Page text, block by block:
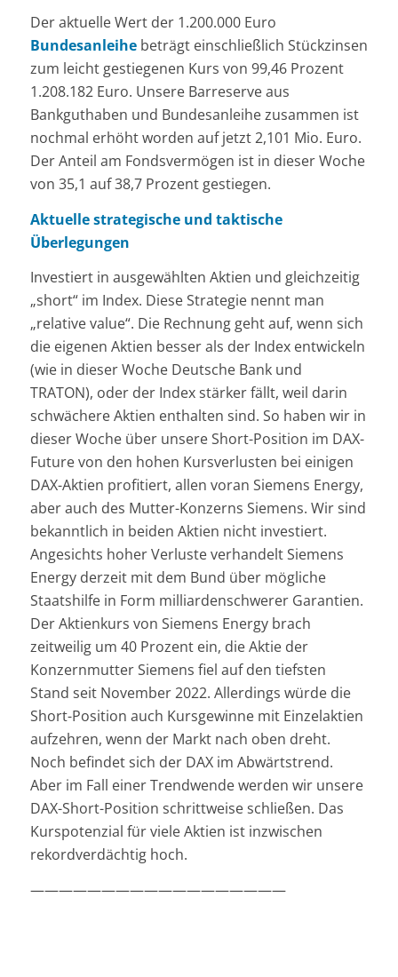
Der aktuelle Wert der 1.200.000 Euro
Bundesanleihebeträgt einschließlich Stückzinsen
zum leicht gestiegenen Kurs von 99,46 Prozent
1.208.182 Euro. Unsere Barreserve aus
Bankguthaben und Bundesanleihe zusammen ist
nochmal erhöht worden auf jetzt 2,101 Mio. Euro.
Der Anteil am Fondsvermögen ist in dieser Woche
von 35,1 auf 38,7 Prozent gestiegen.
Aktuelle strategische und taktische
Überlegungen
Investiert in ausgewählten Aktien und gleichzeitig
„short“ im Index. Diese Strategie nennt man
„relative value“. Die Rechnung geht auf, wenn sich
die eigenen Aktien besser als der Index entwickeln
(wie in dieser Woche Deutsche Bank und
TRATON), oder der Index stärker fällt, weil darin
schwächere Aktien enthalten sind. So haben wir in
dieser Woche über unsere Short-Position im DAX-
Future von den hohen Kursverlusten bei einigen
DAX-Aktien profitiert, allen voran Siemens Energy,
aber auch des Mutter-Konzerns Siemens. Wir sind
bekanntlich in beiden Aktien nicht investiert.
Angesichts hoher Verluste verhandelt Siemens
Energy derzeit mit dem Bund über mögliche
Staatshilfe in Form milliardenschwerer Garantien.
Der Aktienkurs von Siemens Energy brach
zeitweilig um 40 Prozent ein, die Aktie der
Konzernmutter Siemens fiel auf den tiefsten
Stand seit November 2022. Allerdings würde die
Short-Position auch Kursgewinne mit Einzelaktien
aufzehren, wenn der Markt nach oben dreht.
Noch befindet sich der DAX im Abwärtstrend.
Aber im Fall einer Trendwende werden wir unsere
DAX-Short-Position schrittweise schließen. Das
Kurspotenzial für viele Aktien ist inzwischen
rekordverdächtig hoch.
——————————————————